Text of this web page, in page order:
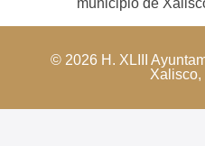
© 2026 H. XLIII
Xalisco,